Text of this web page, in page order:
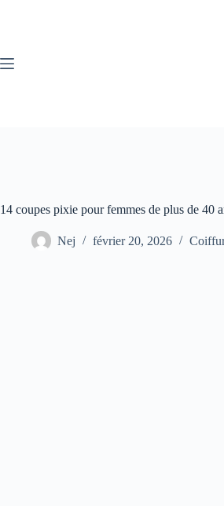
14 coupes pixie pour femmes de plus de 40
Nej février 20, 2026